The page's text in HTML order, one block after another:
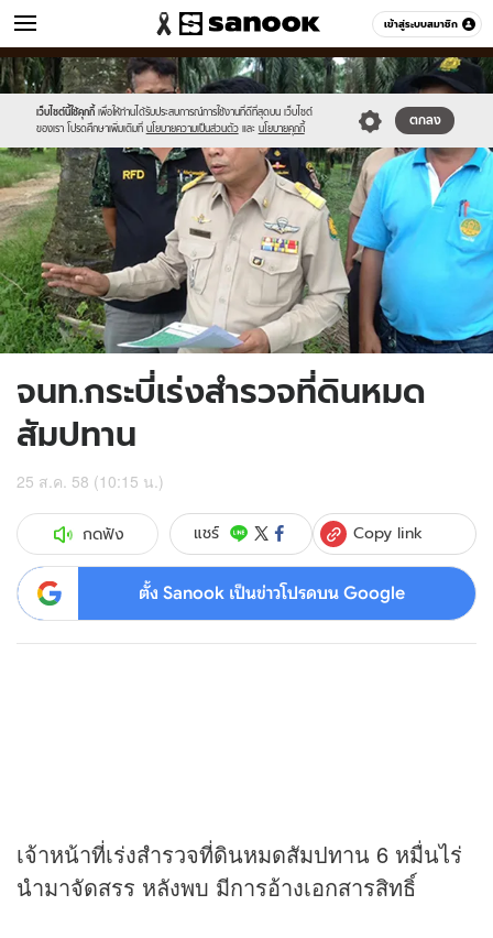
เข้าสู่ระบบสมาชิก
ข่าว หมวดอื่นๆ
เว็บไซต์นี้ใช้คุกกี้ เพื่อให้ท่านได้รับประสบการณ์การใช้งานที่ดีที่สุดบน เว็บไซต์
ของเรา โปรดศึกษาเพิ่มเติมที่ นโยบายความเป็นส่วนตัว และ นโยบายคุกกี้
ตกลง
Sanook
//s.isanook.com/sr/0/images/logo-
new-
sanook.png
600
60
//s.isanook.com/ns/0/ud/370/1853658/641349-
01.jpg
จนท.กระบี่เร่งสำรวจที่ดินหมด
สัมปทาน
25 ส.ค. 58 (10:15 น.)
กดฟัง แชร์ Copy link
ตั้ง Sanook เป็นข่าวโปรดบน Google
เจ้าหน้าที่เร่งสำรวจที่ดินหมดสัมปทาน 6 หมื่นไร่
นำมาจัดสรร หลังพบ มีการอ้างเอกสารสิทธิ์